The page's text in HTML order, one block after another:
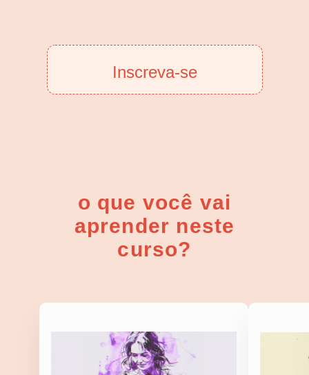
Inscreva-se
o que você vai
aprender neste
curso?